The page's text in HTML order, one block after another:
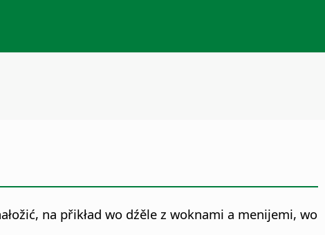
na přikład wo dźěle z woknami a menijemi, wo